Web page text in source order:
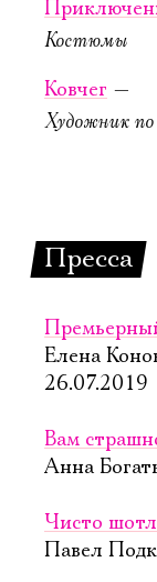
7 октября,
Сон в
ночь
Новая сцена,
Можно
столик в
Костюмы
Ковчег —
Художник
Пресса
Елена
26.07.2019
Вам
Анна
Чисто
Павел